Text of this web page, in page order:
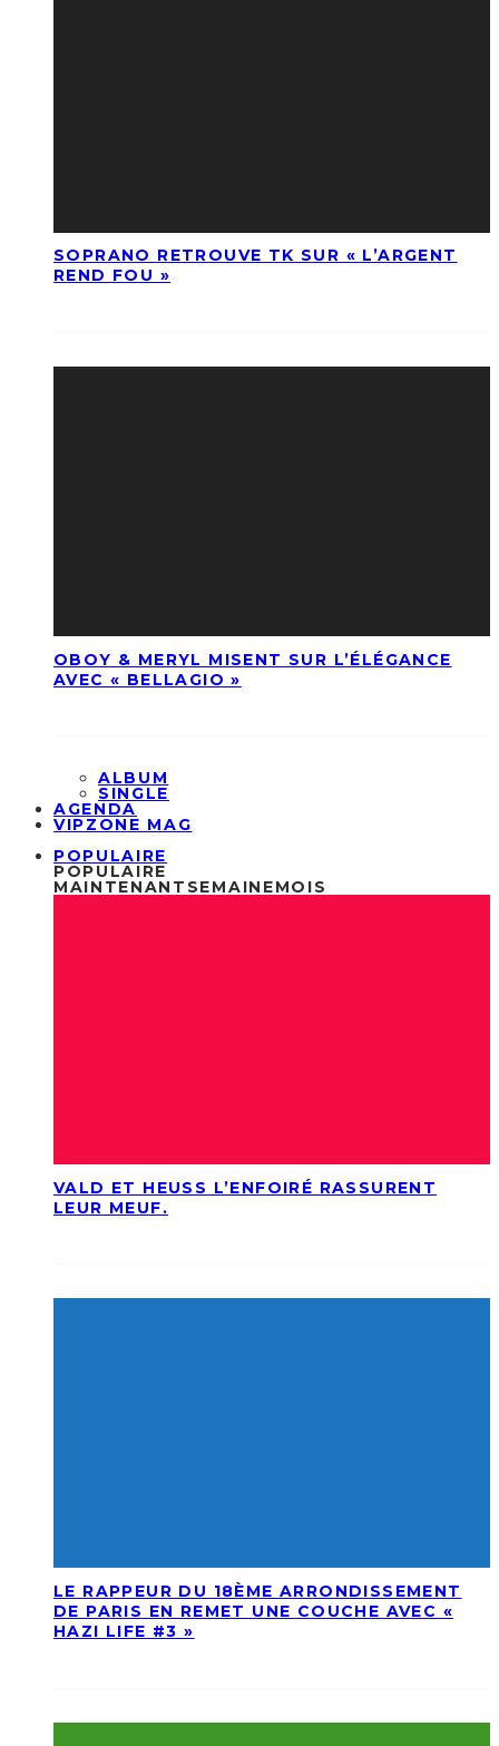
SOPRANO RETROUVE TK SUR « L’ARGENT
REND FOU »
OBOY & MERYL MISENT SUR L’ÉLÉGANCE
AVEC « BELLAGIO »
ALBUM
SINGLE
AGENDA
VIPZONE MAG
POPULAIRE
POPULAIRE
MAINTENANT SEMAINEMOIS
VALD ET HEUSS L’ENFOIRÉ RASSURENT
LEUR MEUF.
LE RAPPEUR DU 18ÈME ARRONDISSEMENT
DE PARIS EN REMET UNE COUCHE AVEC «
HAZI LIFE #3 »